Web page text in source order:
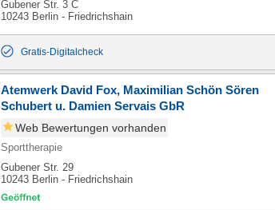
Gubener Str. 3 C
10243 Berlin - Friedrichshain
Gratis-Digitalcheck
Atemwerk David Fox, Maximilian Schön Sören
Schubert u. Damien Servais GbR
Web Bewertungen vorhanden
Sporttherapie
Gubener Str. 29
10243 Berlin - Friedrichshain